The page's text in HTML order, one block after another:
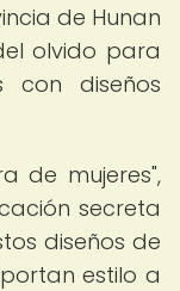
de Hunan
olvido para
con diseños
de mujeres",
secreta
diseños de
estilo a